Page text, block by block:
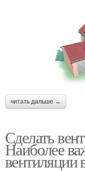
читать дальше →
Сделать
Наиболее
вентиляции